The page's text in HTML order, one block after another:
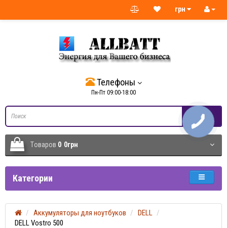
грн
Телефоны
Пн-Пт 09:00-18:00
Tоваров 0 0грн
Категории
Аккумуляторы для ноутбуков
DELL
DELL Vostro 500